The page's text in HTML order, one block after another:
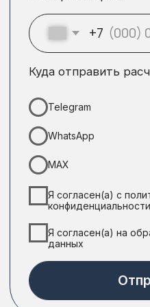
Собственное
производство
мебель по честной цене
Клининг после
Рассрочка 0%
до 6 месяцев
Индивидуальный график
оплаты без переплат